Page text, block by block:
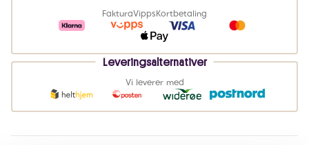
FakturaVippsKortbetaling
Leveringsalternativer
Vi leverer med